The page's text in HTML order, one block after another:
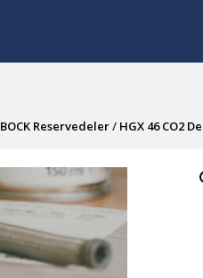
BOCK Reservedeler/ HGX 46 CO2